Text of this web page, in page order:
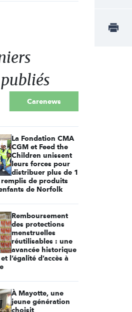
Carenews
La Fondation CMA
CGM et Feed the
Children unissent
leurs forces pour
distribuer plus de 1
de produits
de Norfolk
Remboursement
des protections
menstruelles
réutilisables : une
avancée historique
l’égalité d’accès à
À Mayotte, une
jeune génération
choisit